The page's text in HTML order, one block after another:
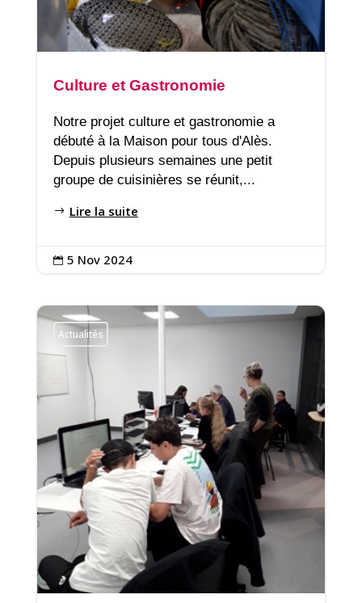
Culture et Gastronomie
Notre projet culture et gastronomie a
débuté à la Maison pour tous d'Alès.
Depuis plusieurs semaines une petit
groupe de cuisinières se réunit,...
Lire la suite
 5 Nov 2024
Actualités